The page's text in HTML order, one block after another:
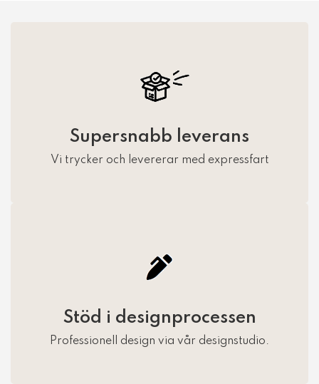
Supersnabb leverans
Vi trycker och levererar med expressfart
Stöd i designprocessen
Professionell design via vår designstudio.